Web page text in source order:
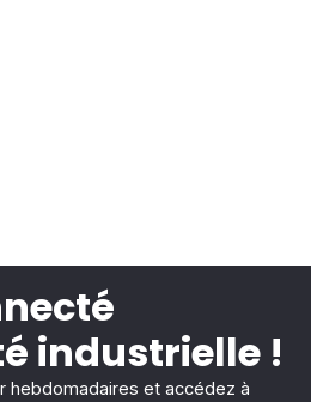
industrielle !
hebdomadaires et accédez à